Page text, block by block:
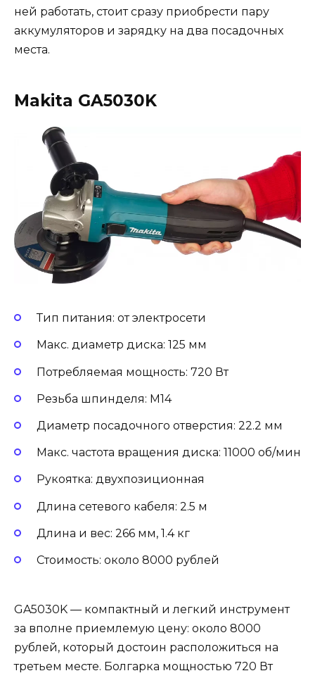
ней работать, стоит сразу приобрести пару
аккумуляторов и зарядку на два посадочных
места.
Makita GA5030K
Тип питания: от электросети
Макс. диаметр диска: 125 мм
Потребляемая мощность: 720 Вт
Резьба шпинделя: M14
Диаметр посадочного отверстия: 22.2 мм
Макс. частота вращения диска: 11000 об/мин
Рукоятка: двухпозиционная
Длина сетевого кабеля: 2.5 м
Длина и вес: 266 мм, 1.4 кг
Стоимость: около 8000 рублей
GA5030K — компактный и легкий инструмент
за вполне приемлемую цену: около 8000
рублей, который достоин расположиться на
третьем месте. Болгарка мощностью 720 Вт